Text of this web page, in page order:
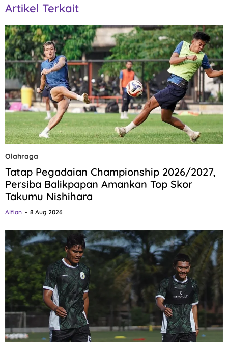
Artikel Terkait
Olahraga
Tatap Pegadaian Championship 2026/2027,
Persiba Balikpapan Amankan Top Skor
Takumu Nishihara
Alfian 8 Aug 2026